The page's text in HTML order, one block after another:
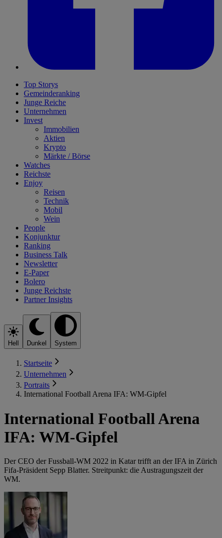
Top Storys
Gemeinderanking
Junge Reiche
Unternehmen
Invest
Immobilien
Aktien
Krypto
Märkte / Börse
Watches
Reichste
Enjoy
Reisen
Technik
Mobil
Wein
People
Konjunktur
Ranking
Business Talk
Newsletter
E-Paper
Bolero
Junge Reichste
Partner Insights
Hell Dunkel System
Startseite
Unternehmen
Portraits
International Football Arena IFA: WM-Gipfel
International Football Arena
IFA: WM-Gipfel
Der CEO der Fussball-WM 2022 in Katar trifft an der IFA in Zürich
Fifa-­Präsident Sepp Blatter. Streitpunkt: die Austragungszeit der
WM.